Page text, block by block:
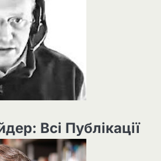
Всі Публікації